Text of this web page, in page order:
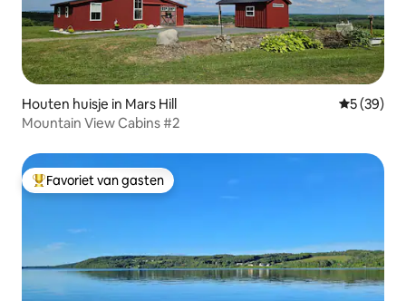
Houten huisje in Mars Hill
5 (39)
Mountain View Cabins #2
Topfavoriet van gasten
Favoriet van gasten